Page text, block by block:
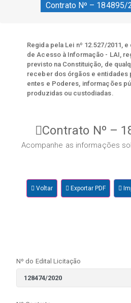
Contrato Nº – 184895/
Regida pela Lei nº 12.527/2011,
de Acesso à Informação - LAI,
previsto na Constituição, de
receber dos órgãos e entidades
entes e Poderes, informações
produzidas ou custodiadas.
Contrato Nº –
Acompanhe as informações
Voltar Exportar PDF
Nº do Edital Licitação